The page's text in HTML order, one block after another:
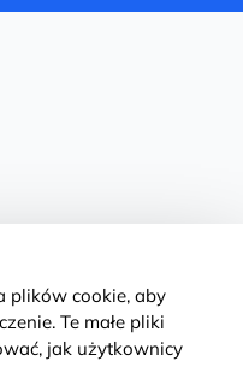
Policy
plików cookie, aby
Te małe pliki
jak użytkownicy